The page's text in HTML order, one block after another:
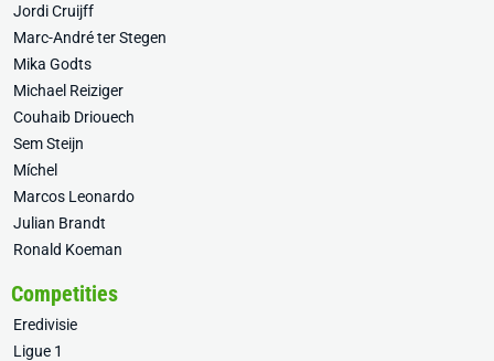
Jordi Cruijff
Marc-André ter Stegen
Mika Godts
Michael Reiziger
Couhaib Driouech
Sem Steijn
Míchel
Marcos Leonardo
Julian Brandt
Ronald Koeman
Competities
Eredivisie
Ligue 1